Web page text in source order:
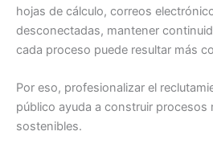
hojas de cálculo, correos
desconectadas, mantener
cada proceso puede resultar más
Por eso, profesionalizar el
público ayuda a construir procesos
sostenibles.